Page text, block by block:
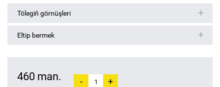
Tölegiň görnüşleri
Eltip bermek
460 man. - +